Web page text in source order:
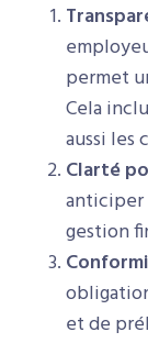
permet
Cela
aussi les
Clarté
gestion
et de